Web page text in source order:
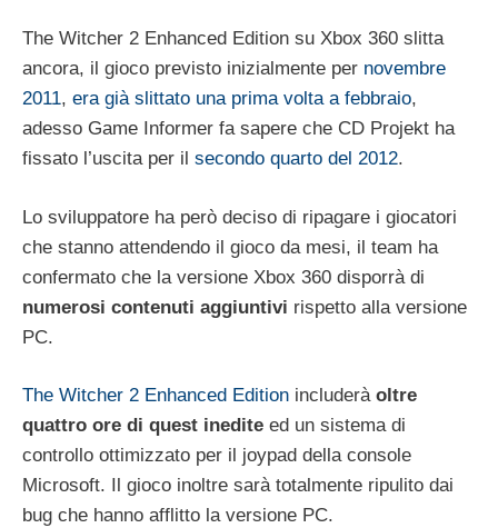
The Witcher 2 Enhanced Edition su Xbox 360 slitta
ancora, il gioco previsto inizialmente per novembre
2011, era già slittato una prima volta a febbraio,
adesso Game Informer fa sapere che CD Projekt ha
fissato l’uscita per il secondo quarto del 2012.
Lo sviluppatore ha però deciso di ripagare i giocatori
che stanno attendendo il gioco da mesi, il team ha
confermato che la versione Xbox 360 disporrà di
numerosi contenuti aggiuntivi rispetto alla versione
PC.
The Witcher 2 Enhanced Edition includerà oltre
quattro ore di quest inedite ed un sistema di
controllo ottimizzato per il joypad della console
Microsoft. Il gioco inoltre sarà totalmente ripulito dai
bug che hanno afflitto la versione PC.